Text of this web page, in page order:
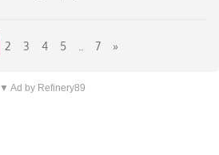
2 3 4 5 7 »
▼ Ad by Refinery89